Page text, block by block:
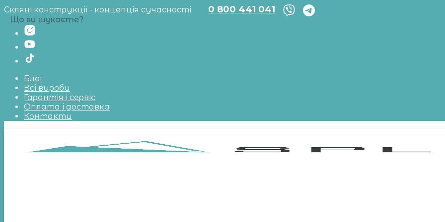
Скляні конструкції - концепція сучасності 0 800 441 041
Блог
Всі вироби
Гарантія і сервіс
Оплата і доставка
Контакти
Що ви шукаєте?